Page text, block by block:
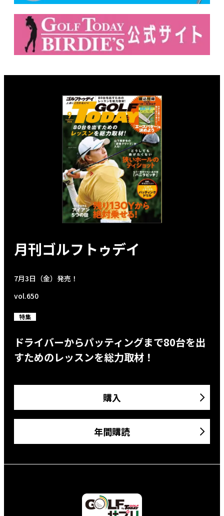
月刊ゴルフトゥデイ
7月3日（金）発売！
vol.650
特集
ドライバーからパッティングまで80台を出
すためのレッスンを総力取材！
購入
年間購読